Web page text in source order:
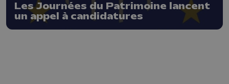
Les Journées du Patrimoine lancent
un appel à candidatures